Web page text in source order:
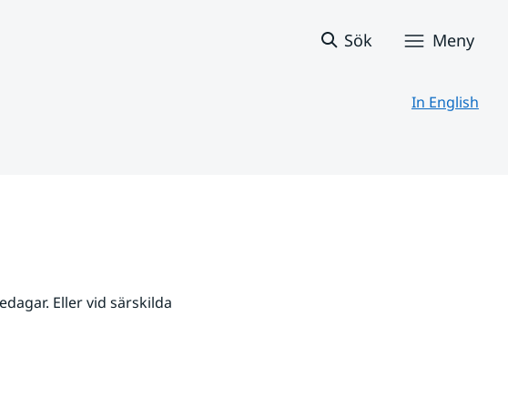
Sök Meny
In English
Eller vid särskilda